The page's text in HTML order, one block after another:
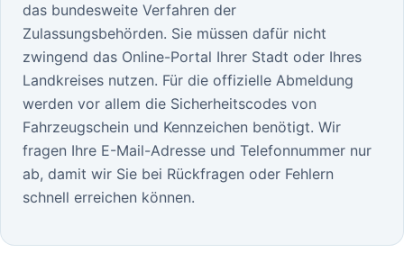
das bundesweite Verfahren der
Zulassungsbehörden. Sie müssen dafür nicht
zwingend das Online-Portal Ihrer Stadt oder Ihres
Landkreises nutzen. Für die offizielle Abmeldung
werden vor allem die Sicherheitscodes von
Fahrzeugschein und Kennzeichen benötigt. Wir
fragen Ihre E-Mail-Adresse und Telefonnummer nur
ab, damit wir Sie bei Rückfragen oder Fehlern
schnell erreichen können.